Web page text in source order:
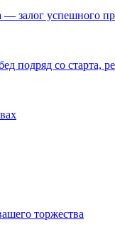
залог успешного
со старта,
торжества